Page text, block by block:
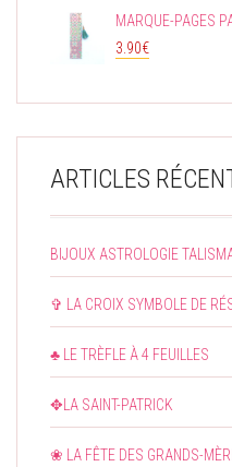
MARQUE-PAGES
3.90€
ARTICLES
BIJOUX ASTROLOGIE
✞ LA CROIX SYMBOLE DE
♣ LE TRÈFLE À 4 FEUILLES
✥LA SAINT-PATRICK
❀ LA FÊTE DES GRANDS-